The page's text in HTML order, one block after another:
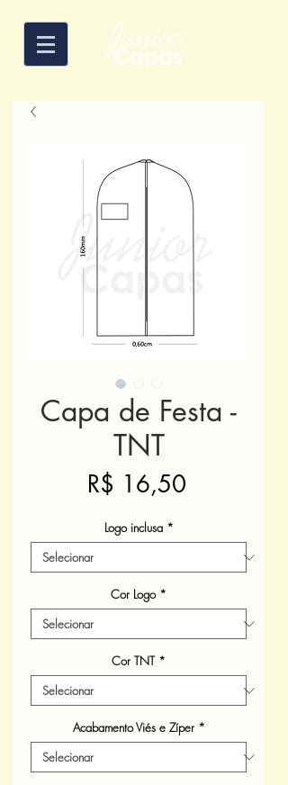
Capa de Festa -
TNT
R$ 16,50Preço
Logo inclusa *
Cor Logo *
Cor TNT *
Acabamento Viés e Zíper *